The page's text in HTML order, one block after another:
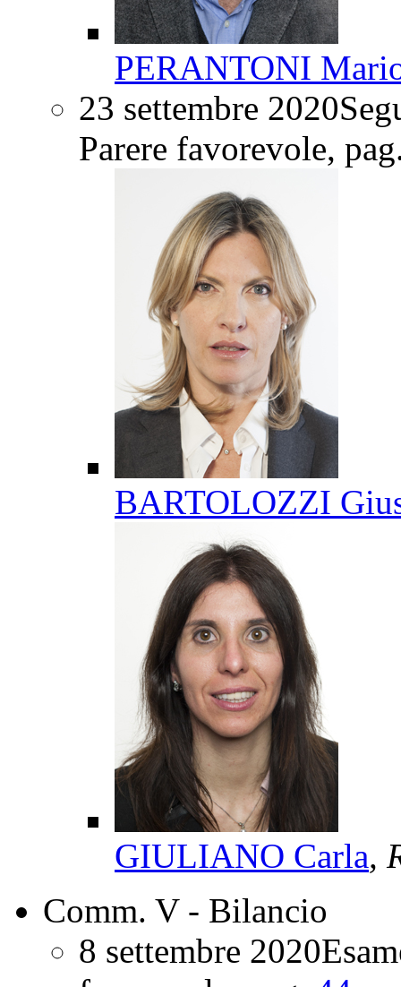
PERANTONI
23 settembre 2020
Parere favorevole,
BARTOLOZZI
GIULIANO Carla,
Comm. V - Bilancio
8 settembre 2020